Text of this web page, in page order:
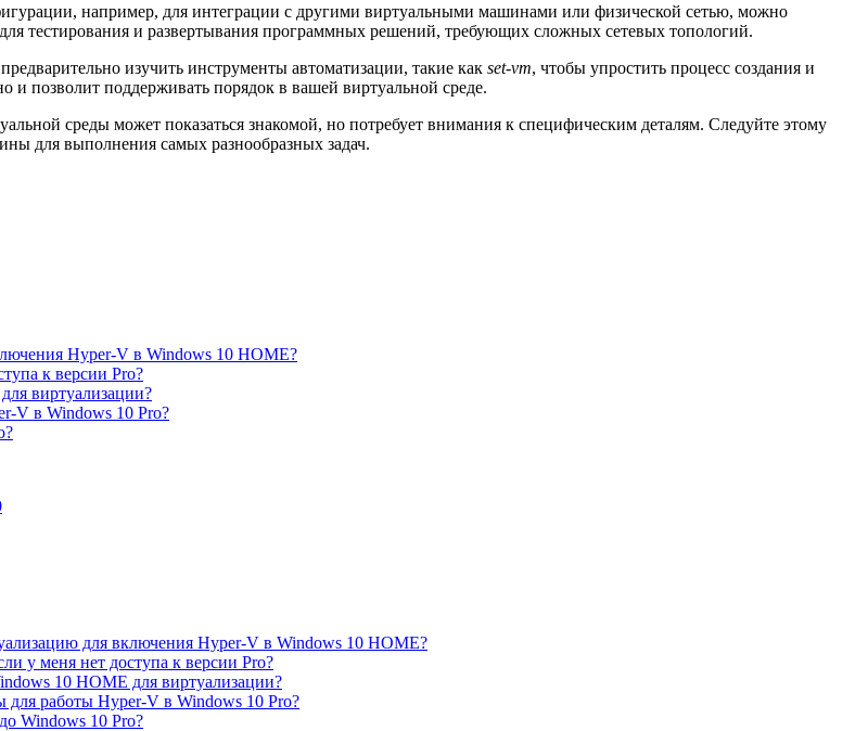
например, для интеграции с другими виртуальными машинами или физической сетью, можно
тестирования и развертывания программных решений, требующих сложных сетевых топологий.
изучить инструменты автоматизации, такие как set-vm, чтобы упростить процесс создания и
позволит поддерживать порядок в вашей виртуальной среде.
среды может показаться знакомой, но потребует внимания к специфическим деталям. Следуйте этому
для выполнения самых разнообразных задач.
Hyper-V в Windows 10 HOME?
к версии Pro?
виртуализации?
V в Windows 10 Pro?
для включения Hyper-V в Windows 10 HOME?
у меня нет доступа к версии Pro?
10 HOME для виртуализации?
работы Hyper-V в Windows 10 Pro?
Windows 10 Pro?